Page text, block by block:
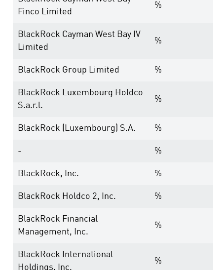
Finco Limited
%
BlackRock Cayman West Bay IV
Limited
%
BlackRock Group Limited %
BlackRock Luxembourg Holdco
S.a.r.l.
%
BlackRock (Luxembourg) S.A. %
- %
BlackRock, Inc. %
BlackRock Holdco 2, Inc. %
BlackRock Financial
Management, Inc.
%
BlackRock International
Holdings, Inc.
%